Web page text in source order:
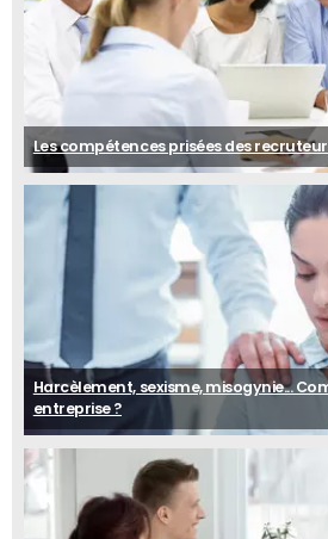
Les compétences prisées des
Harcèlement, sexisme, misogynie...
entreprise ?